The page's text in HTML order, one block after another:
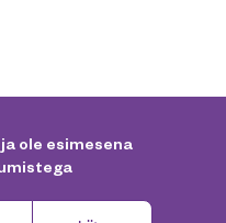
ole esimesena